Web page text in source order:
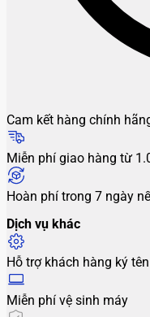
Cam kết hàng chính
Miễn phí giao hàng từ
Hoàn phí trong 7 ngày
Dịch vụ khác
Hỗ trợ khách hàng ký
Miễn phí vệ sinh máy